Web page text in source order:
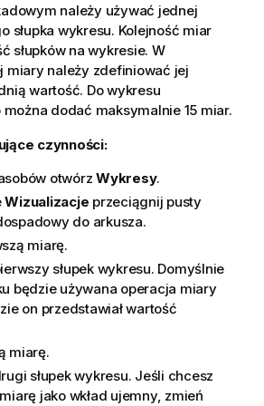
należy używać jednej
słupka wykresu. Kolejność miar
słupków na wykresie. W
miary należy zdefiniować jej
wartość. Do wykresu
dodać maksymalnie 15 miar.
czynności:
otwórz Wykresy.
Wizualizacje przeciągnij pusty
do arkusza.
miarę.
słupek wykresu. Domyślnie
będzie używana operacja miary
on przedstawiał wartość
miarę.
słupek wykresu. Jeśli chcesz
jako wkład ujemny, zmień